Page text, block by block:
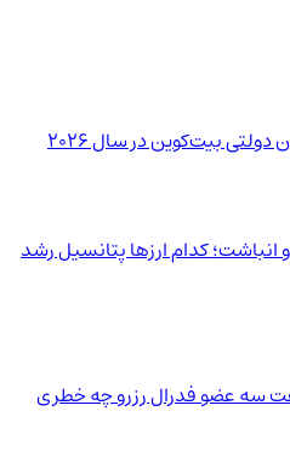
بیت‌کوین در سال 2026
انباشت؛ کدام ارزها پتانسیل رشد
سه عضو فدرال رزرو چه خطری